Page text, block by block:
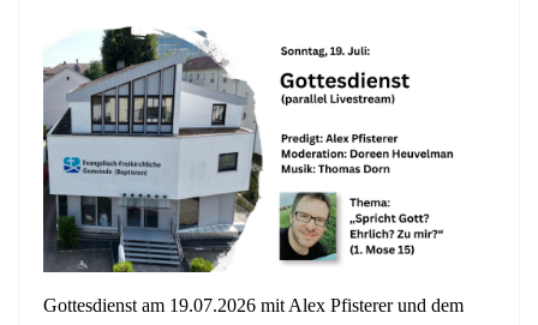
Gottesdienst am 19.07.2026 mit Alex Pfisterer und dem